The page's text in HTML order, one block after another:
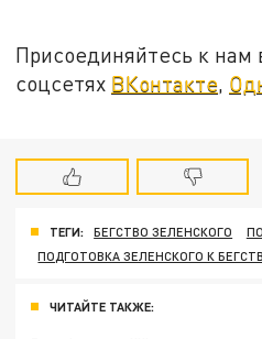
Присоединяйтесь к нам
соцсетях ВКонтакте,
ТЕГИ: БЕГСТВО ЗЕЛЕНСКОГО
ПОДГОТОВКА ЗЕЛЕНСКОГО К
ЧИТАЙТЕ ТАКЖЕ: